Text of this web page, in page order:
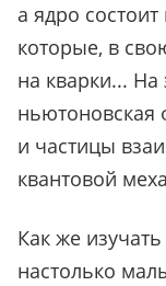
а ядро
которые, в
на кварки...
ньютоновская
и частицы
квантовой
Как же
настолько